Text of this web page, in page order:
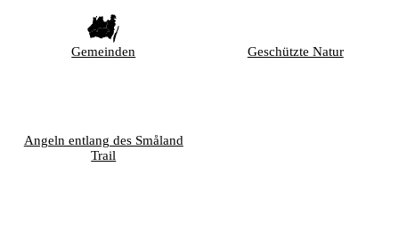
Gemeinden Geschützte Natur
Angeln entlang des Småland
Trail